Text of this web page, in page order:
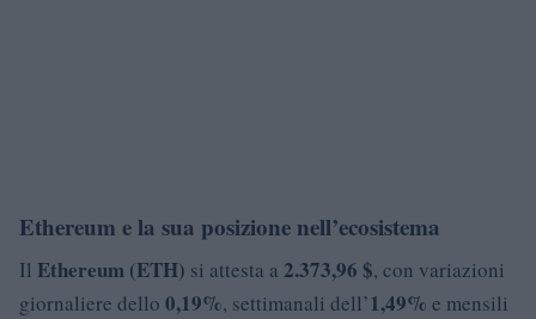
Ethereum e la sua posizione nell’ecosistema
Il Ethereum (ETH) si attesta a 2.373,96 $, con variazioni
giornaliere dello 0,19%, settimanali dell’1,49% e mensili